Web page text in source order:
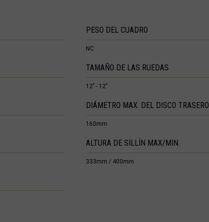
PESO DEL CUADRO
NC
TAMAÑO DE LAS RUEDAS
12’’ - 12’’
DIÁMETRO MAX. DEL DISCO TRASERO
160mm
ALTURA DE SILLÍN MAX/MIN.
333mm / 400mm